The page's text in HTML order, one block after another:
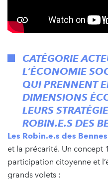
CATÉGORIE
L’ÉCONOMIE
QUI PRENNENT
DIMENSIONS
LEURS
ROBIN.E.S DES
Les Robin.e.s des Bennes
et la précarité. Un concept
participation citoyenne et
grands volets :